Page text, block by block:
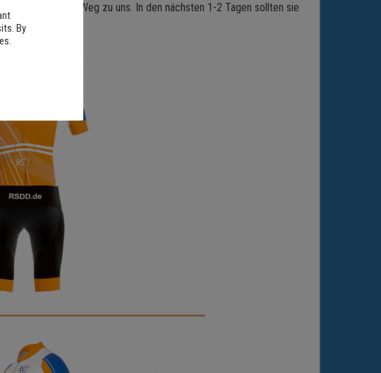
und auf dem Weg zu uns. In den nächsten 1-2 Tagen sollten sie
By